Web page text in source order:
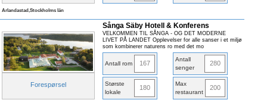
Arlandastad,Stockholms län
Forespørsel
Sånga Säby Hotell & Konferens
VELKOMMEN TIL SÅNGA - OG DET MODERNE
LIVET PÅ LANDET Opplevelser for alle sanser i et miljø
som kombinerer naturens ro med det mo
Antall rom 167
Antall
senger
280
Største
lokale
180
Max
restaurant
200